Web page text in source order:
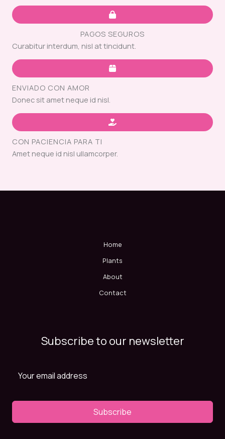
PAGOS SEGUROS
Curabitur interdum, nisl at tincidunt.
ENVIADO CON AMOR
Donec sit amet neque id nisl.
CON PACIENCIA PARA TI
Amet neque id nisl ullamcorper.
Home
Plants
About
Contact
Subscribe to our newsletter
Subscribe